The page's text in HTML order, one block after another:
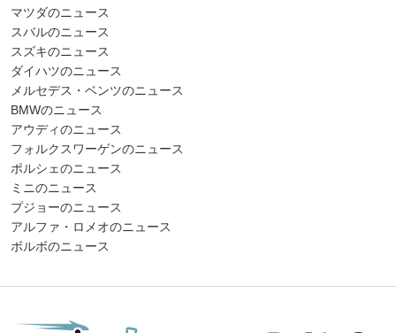
マツダのニュース
スバルのニュース
スズキのニュース
ダイハツのニュース
メルセデス・ベンツのニュース
BMWのニュース
アウディのニュース
フォルクスワーゲンのニュース
ポルシェのニュース
ミニのニュース
プジョーのニュース
アルファ・ロメオのニュース
ボルボのニュース